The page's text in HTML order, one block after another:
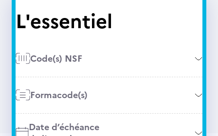
L'essentiel
Code(s) NSF
Formacode(s)
Date d’échéance